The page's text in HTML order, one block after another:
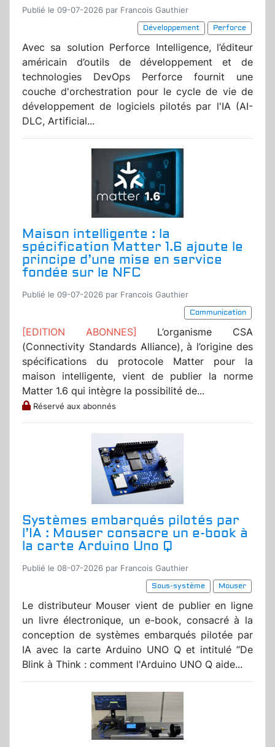
Publié le 09-07-2026 par Francois Gauthier
Développement
Perforce
Avec sa solution Perforce Intelligence, l’éditeur
américain d’outils de développement et de
technologies DevOps Perforce fournit une
couche d'orchestration pour le cycle de vie de
développement de logiciels pilotés par l'IA (AI-
DLC, Artificial...
Maison intelligente : la
spécification Matter 1.6 ajoute le
principe d’une mise en service
fondée sur le NFC
Publié le 09-07-2026 par Francois Gauthier
Communication
[EDITION ABONNES] L’organisme CSA
(Connectivity Standards Alliance), à l’origine des
spécifications du protocole Matter pour la
maison intelligente, vient de publier la norme
Matter 1.6 qui intègre la possibilité de...
Réservé aux abonnés
Systèmes embarqués pilotés par
l’IA : Mouser consacre un e-book à
la carte Arduino Uno Q
Publié le 08-07-2026 par Francois Gauthier
Sous-système
Mouser
Le distributeur Mouser vient de publier en ligne
un livre électronique, un e-book, consacré à la
conception de systèmes embarqués pilotée par
IA avec la carte Arduino UNO Q et intitulé “De
Blink à Think : comment l'Arduino UNO Q aide...